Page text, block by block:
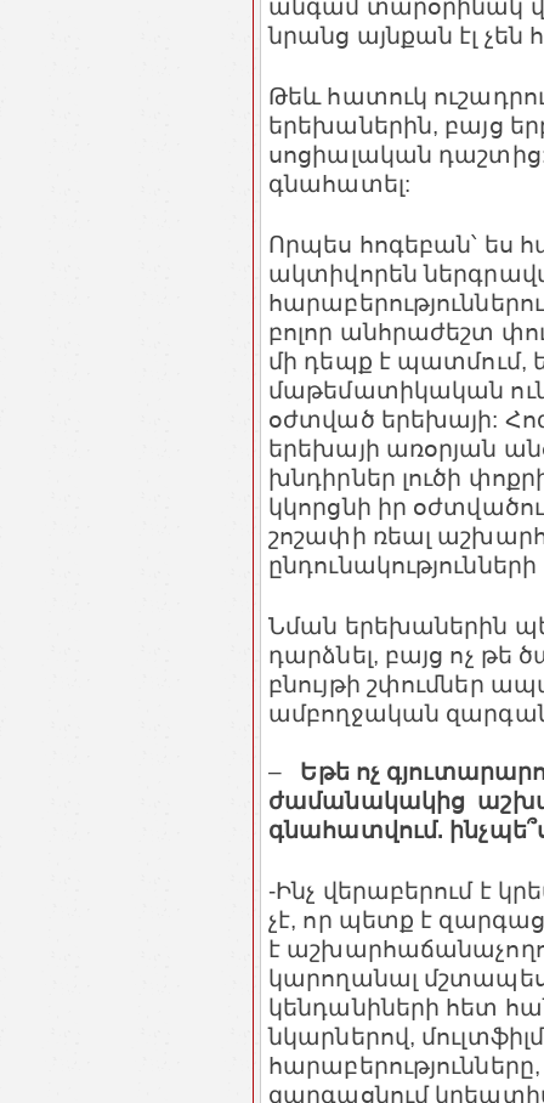
անգամ տարօրինակ
նրանց այնքան էլ
Թեև հատուկ
երեխաներին, բայց
սոցիալական դաշտից:
գնահատել:
Որպես հոգեբան՝ ես
ակտիվորեն
բոլոր անհրաժեշտ
մի դեպք է պատմում,
մաթեմատիկական
օժտված երեխայի:
երեխայի առօրյան
խնդիրներ լուծի
կկորցնի իր
շոշափի ռեալ
Նման երեխաներին
դարձնել, բայց ոչ թե
բնույթի շփումներ
ամբողջական
– Եթե ոչ
ժամանակակից
գնահատվում.
-Ինչ վերաբերում է
չէ, որ պետք է
է
կարողանալ մշտապես
կենդանիների հետ
նկարներով,
զարգացնում